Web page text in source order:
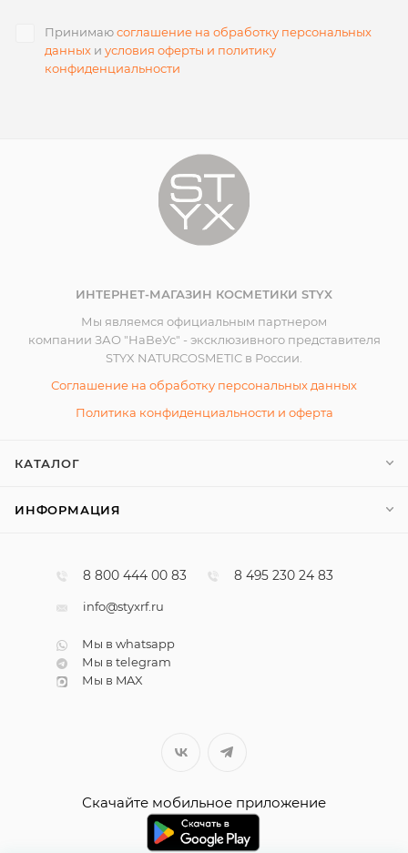
Принимаюсоглашение на обработку персональных
данных и условия оферты и политику
конфиденциальности
ИНТЕРНЕТ-МАГАЗИН КОСМЕТИКИ STYX
Мы являемся официальным партнером
компании ЗАО "НаВеУс" - эксклюзивного представителя
STYX NATURCOSMETIC в России.
Соглашение на обработку персональных данных
Политика конфиденциальности и оферта
КАТАЛОГ
ИНФОРМАЦИЯ
8 800 444 00 83 8 495 230 24 83
info@styxrf.ru
Мы в whatsapp
Мы в telegram
Мы в MAX
Скачайте мобильное приложение